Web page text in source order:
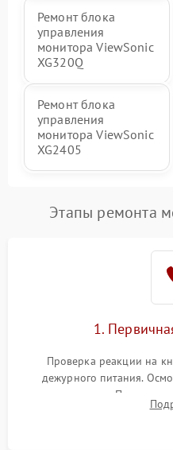
Ремонт блока
управления
монитора ViewSonic
XG320Q
Ремонт блока
управления
монитора ViewSonic
XG2405
Этапы ремонта
1.
Проверка реакции на
дежурного питания.
повреждения.
изображения, работы